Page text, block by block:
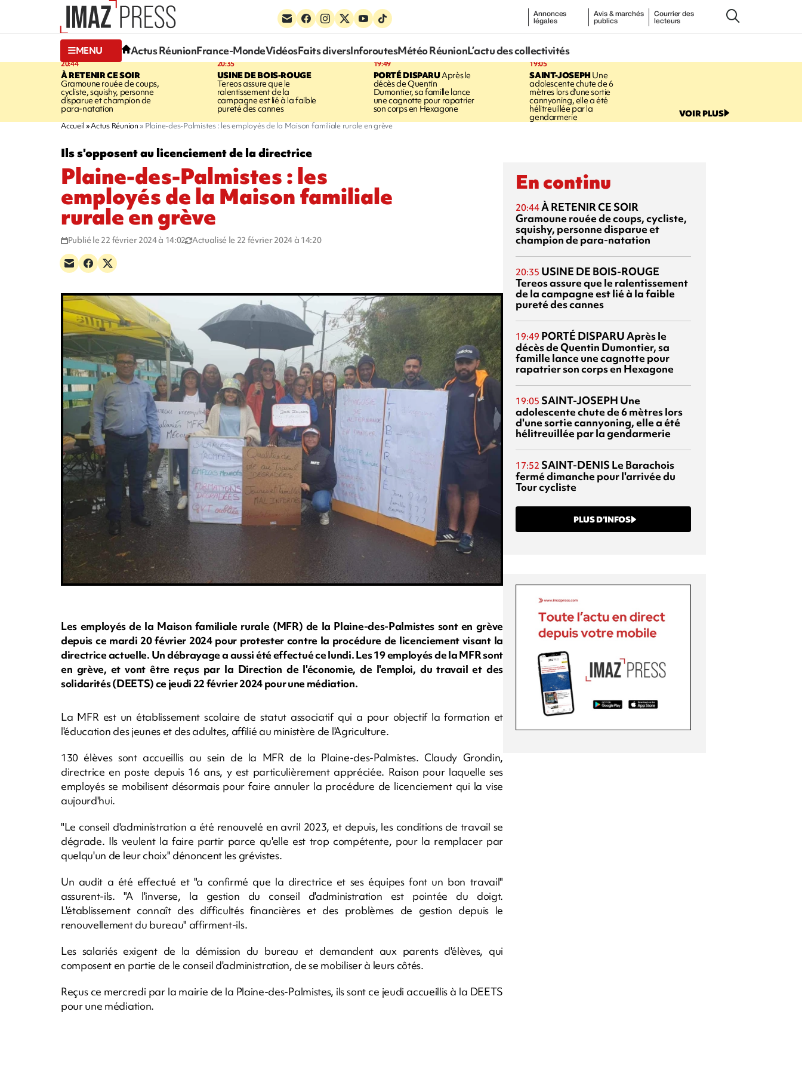
Annonces
légales
Avis & marchés
publics
Courrier des
lecteurs
MENU Actus RéunionFrance-MondeVidéosFaits diversInforoutesMétéo RéunionL’actu des collectivités
20:44
À RETENIR CE SOIR
Gramoune rouée de coups,
cycliste, squishy, personne
disparue et champion de
para-natation
20:35
USINE DE BOIS-ROUGE
Tereos assure que le
ralentissement de la
campagne est lié à la faible
pureté des cannes
19:49
PORTÉ DISPARUAprès le
décès de Quentin
Dumontier, sa famille lance
une cagnotte pour rapatrier
son corps en Hexagone
19:05
SAINT-JOSEPHUne
adolescente chute de 6
mètres lors d'une sortie
cannyoning, elle a été
hélitreuillée par la
gendarmerie VOIR PLUS
Accueil Actus Réunion Plaine-des-Palmistes : les employés de la Maison familiale rurale en grève
Ils s'opposent au licenciement de la directrice
Plaine-des-Palmistes : les
employés de la Maison familiale
rurale en grève
Publié le 22 février 2024 à 14:02 Actualisé le 22 février 2024 à 14:20
Les employés de la Maison familiale rurale (MFR) de la Plaine-des-Palmistes sont en grève
depuis ce mardi 20 février 2024 pour protester contre la procédure de licenciement visant la
directrice actuelle. Un débrayage a aussi été effectué ce lundi. Les 19 employés de la MFR sont
en grève, et vont être reçus par la Direction de l'économie, de l'emploi, du travail et des
solidarités (DEETS) ce jeudi 22 février 2024 pour une médiation.
La MFR est un établissement scolaire de statut associatif qui a pour objectif la formation et
l'éducation des jeunes et des adultes, affilié au ministère de l'Agriculture.
130 élèves sont accueillis au sein de la MFR de la Plaine-des-Palmistes. Claudy Grondin,
directrice en poste depuis 16 ans, y est particulièrement appréciée. Raison pour laquelle ses
employés se mobilisent désormais pour faire annuler la procédure de licenciement qui la vise
aujourd'hui.
"Le conseil d'administration a été renouvelé en avril 2023, et depuis, les conditions de travail se
dégrade. Ils veulent la faire partir parce qu'elle est trop compétente, pour la remplacer par
quelqu'un de leur choix" dénoncent les grévistes.
Un audit a été effectué et "a confirmé que la directrice et ses équipes font un bon travail"
assurent-ils. "A l'inverse, la gestion du conseil d'administration est pointée du doigt.
L'établissement connaît des difficultés financières et des problèmes de gestion depuis le
renouvellement du bureau" affirment-ils.
Les salariés exigent de la démission du bureau et demandent aux parents d'élèves, qui
composent en partie de le conseil d'administration, de se mobiliser à leurs côtés.
Reçus ce mercredi par la mairie de la Plaine-des-Palmistes, ils sont ce jeudi accueillis à la DEETS
pour une médiation.
En continu
20:44À RETENIR CE SOIR
Gramoune rouée de coups, cycliste,
squishy, personne disparue et
champion de para-natation
20:35 USINE DE BOIS-ROUGE
Tereos assure que le ralentissement
de la campagne est lié à la faible
pureté des cannes
19:49 PORTÉ DISPARUAprès le
décès de Quentin Dumontier, sa
famille lance une cagnotte pour
rapatrier son corps en Hexagone
19:05 SAINT-JOSEPH Une
adolescente chute de 6 mètres lors
d'une sortie cannyoning, elle a été
hélitreuillée par la gendarmerie
17:52 SAINT-DENIS Le Barachois
fermé dimanche pour l'arrivée du
Tour cycliste
PLUS D’INFOS